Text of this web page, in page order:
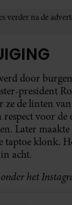
door
president
ze de linten
voor de
Later maakte
klonk.
acht.
het